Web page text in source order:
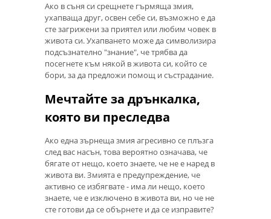
Ако в съня си срещнете гърмяща змия,
ухапваща друг, освен себе си, възможно е да
сте загрижени за приятел или любим човек в
живота си. Ухапването може да символизира
подсъзнателно "знание", че трябва да
посегнете към някой в ​​живота си, който се
бори, за да предложи помощ и състрадание.
Мечтайте за дрънкалка,
която ви преследва
Ако една зърнеща змия агресивно се плъзга
след вас насън, това вероятно означава, че
бягате от нещо, което знаете, че не е наред в
живота ви. Змията е предупреждение, че
активно се избягвате - има ли нещо, което
знаете, че е изключено в живота ви, но че не
сте готови да се обърнете и да се изправите?